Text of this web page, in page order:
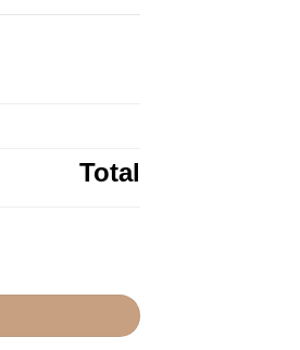
Total
- inkl. Gratis Gravur Menge